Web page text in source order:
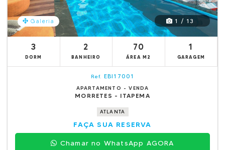
Galeria 1 / 13
3
DORM
2
BANHEIRO
70
ÁREA M2
1
GARAGEM
Ref. EBI17001
APARTAMENTO - VENDA
MORRETES - ITAPEMA
ATLANTA
FAÇA SUA RESERVA
Chamar no WhatsApp AGORA